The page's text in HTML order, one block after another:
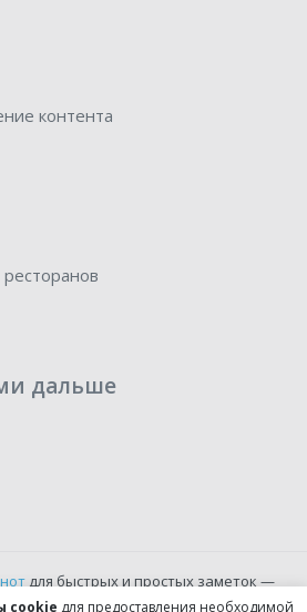
контента
дальше
для быстрых и простых заметок —
прямо из браузера.
cookie для предоставления необходимой